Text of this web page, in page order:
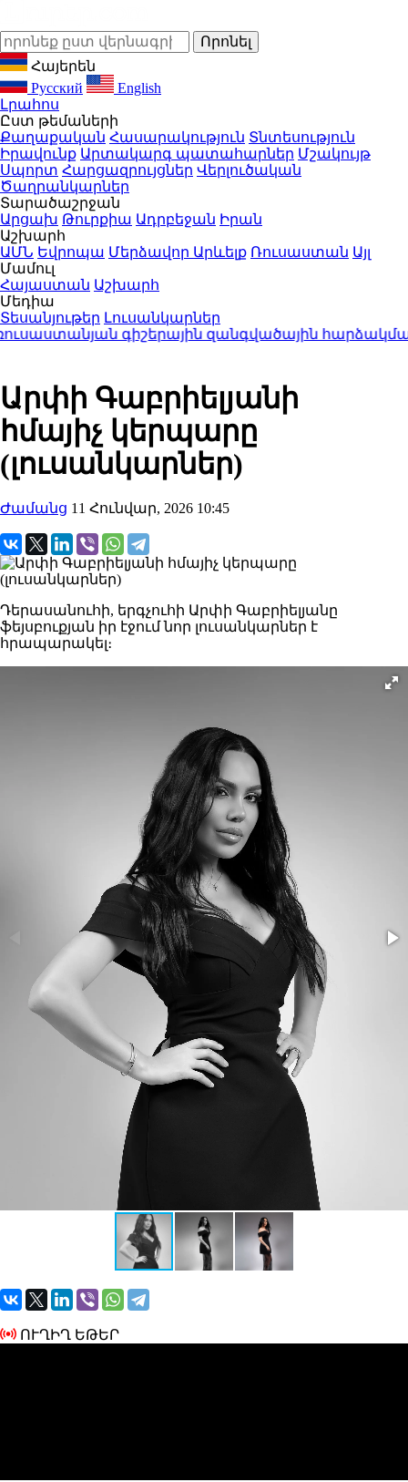
Հայերեն
Русский
English
Լրահոս
Ըստ թեմաների
Քաղաքական Հասարակություն Տնտեսություն
Իրավունք Արտակարգ պատահարներ Մշակույթ
Սպորտ Հարցազրույցներ Վերլուծական
Ծաղրանկարներ
Տարածաշրջան
Արցախ Թուրքիա Ադրբեջան Իրան
Աշխարհ
ԱՄՆ Եվրոպա Մերձավոր Արևելք Ռուսաստան Այլ
Մամուլ
Հայաստան Աշխարհ
Մեդիա
Տեսանյութեր Լուսանկարներ
գիշերային զանգվածային հարձակման
Արփի Գաբրիելյանի
հմայիչ կերպարը
(լուսանկարներ)
Ժամանց 11 Հունվար, 2026 10:45
Դերասանուհի, երգչուհի Արփի Գաբրիելյանը
ֆեյսբուքյան իր էջում նոր լուսանկարներ է
հրապարակել։
ՈՒՂԻՂ ԵԹԵՐ